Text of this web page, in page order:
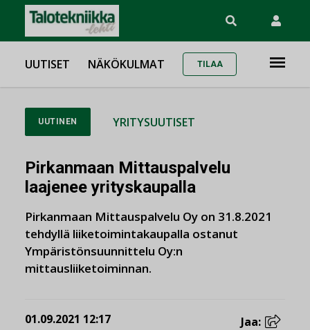
UUTISET NÄKÖKULMAT TILAA
UUTINEN YRITYSUUTISET
Pirkanmaan Mittauspalvelu
laajenee yrityskaupalla
Pirkanmaan Mittauspalvelu Oy on 31.8.2021
tehdyllä liiketoimintakaupalla ostanut
Ympäristönsuunnittelu Oy:n
mittausliiketoiminnan.
01.09.2021 12:17 Jaa: